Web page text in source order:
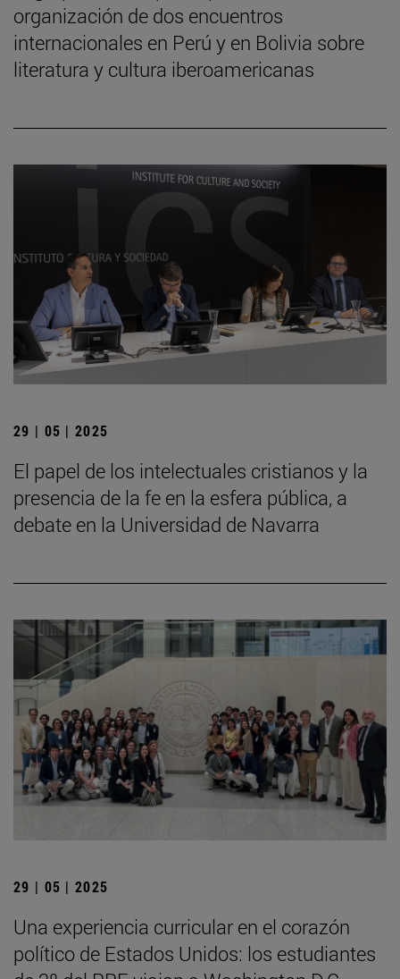
organización de dos encuentros
internacionales en Perú y en Bolivia sobre
literatura y cultura iberoamericanas
29 | 05 | 2025
El papel de los intelectuales cristianos y la
presencia de la fe en la esfera pública, a
debate en la Universidad de Navarra
29 | 05 | 2025
Una experiencia curricular en el corazón
político de Estados Unidos: los estudiantes